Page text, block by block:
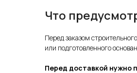
Что
Перед заказом
или подготовленного
Перед доставкой нужно